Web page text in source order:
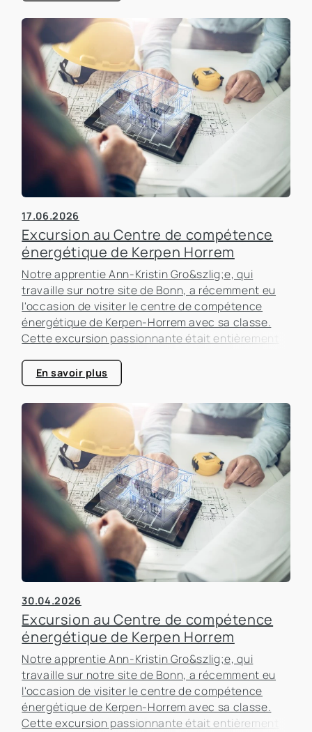
17.06.2026
Excursion au Centre de compétence
énergétique de Kerpen Horrem
Notre apprentie Ann-Kristin Gro&szlig;e, qui
travaille sur notre site de Bonn, a récemment eu
l'occasion de visiter le centre de compétence
énergétique de Kerpen-Horrem avec sa classe.
Cette excursion passionnante était entièrement
bâtiments, un sujet qui prend de plus en plus
d'importance dans le secteur immobilier.
En savoir plus
30.04.2026
Excursion au Centre de compétence
énergétique de Kerpen Horrem
Notre apprentie Ann-Kristin Gro&szlig;e, qui
travaille sur notre site de Bonn, a récemment eu
l'occasion de visiter le centre de compétence
énergétique de Kerpen-Horrem avec sa classe.
Cette excursion passionnante était entièrement